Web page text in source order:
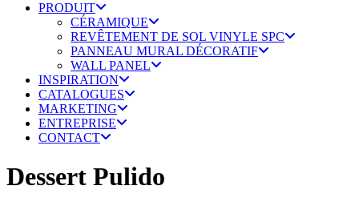
PRODUIT
CÉRAMIQUE
REVÊTEMENT DE SOL VINYLE SPC
PANNEAU MURAL DÉCORATIF
WALL PANEL
INSPIRATION
CATALOGUES
MARKETING
ENTREPRISE
CONTACT
Dessert Pulido